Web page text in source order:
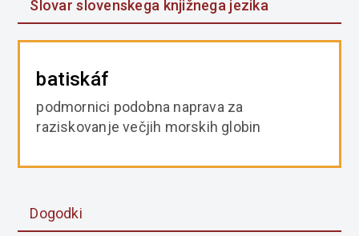
Slovar slovenskega knjižnega jezika
batiskáf
podmornici podobna naprava za
raziskovanje večjih morskih globin
Dogodki